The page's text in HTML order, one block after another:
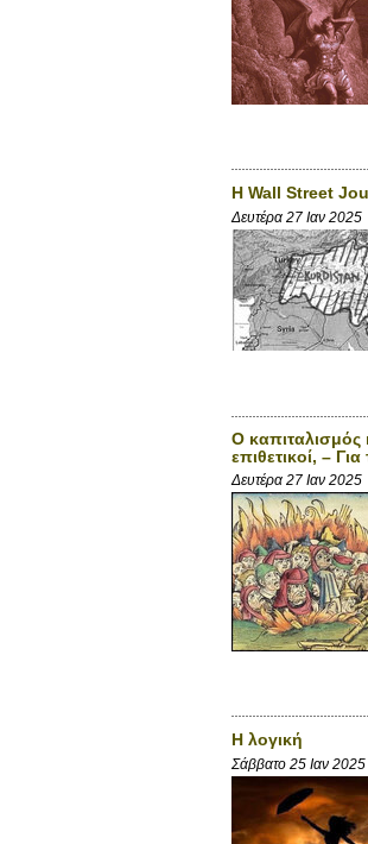
Η Wall Street
Δευτέρα 27 Ιαν 2025
Ο καπιταλισμός
επιθετικοί, –
Δευτέρα 27 Ιαν 2025
Η λογική
Σάββατο 25 Ιαν 2025